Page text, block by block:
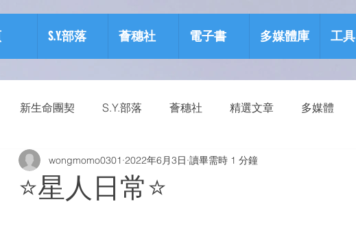
S.Y.部落 薈穗社 電子書 多媒體庫 工具
新生命團契 S.Y.部落 薈穗社 精選文章 多媒體
訊 預防物質濫用資源包 健康生活
⭐️星人日常⭐️
wongmomo0301 2022年6月3日 讀畢需時 1 分鐘